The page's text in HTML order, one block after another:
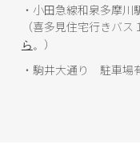
・小田急線和泉多摩川
（喜多見住宅行きバ
ら 。 ）
・駒井大通り 駐車場